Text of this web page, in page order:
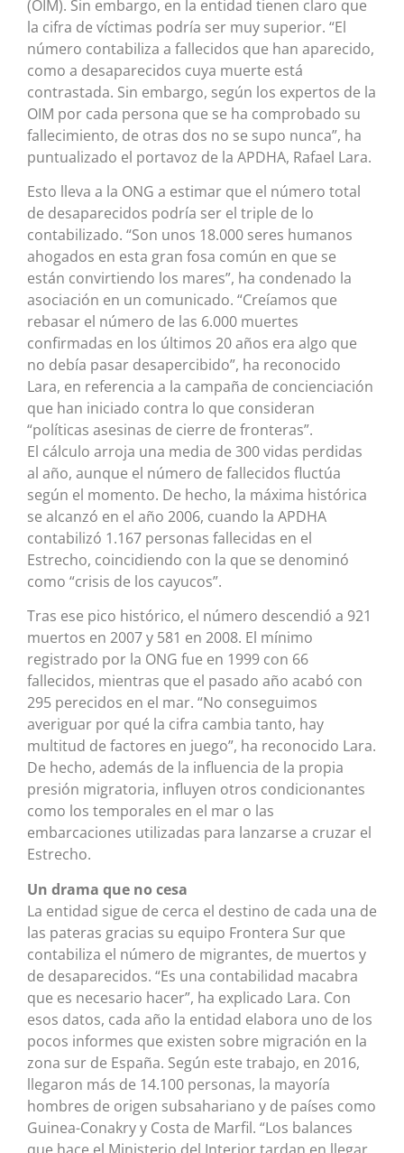
(OIM). Sin embargo, en la entidad tienen claro que
la cifra de víctimas podría ser muy superior. “El
número contabiliza a fallecidos que han aparecido,
como a desaparecidos cuya muerte está
contrastada. Sin embargo, según los expertos de la
OIM por cada persona que se ha comprobado su
fallecimiento, de otras dos no se supo nunca”, ha
puntualizado el portavoz de la APDHA, Rafael Lara.
Esto lleva a la ONG a estimar que el número total
de desaparecidos podría ser el triple de lo
contabilizado. “Son unos 18.000 seres humanos
ahogados en esta gran fosa común en que se
están convirtiendo los mares”, ha condenado la
asociación en un comunicado. “Creíamos que
rebasar el número de las 6.000 muertes
confirmadas en los últimos 20 años era algo que
no debía pasar desapercibido”, ha reconocido
Lara, en referencia a la campaña de concienciación
que han iniciado contra lo que consideran
“políticas asesinas de cierre de fronteras”.
El cálculo arroja una media de 300 vidas perdidas
al año, aunque el número de fallecidos fluctúa
según el momento. De hecho, la máxima histórica
se alcanzó en el año 2006, cuando la APDHA
contabilizó 1.167 personas fallecidas en el
Estrecho, coincidiendo con la que se denominó
como “crisis de los cayucos”.
Tras ese pico histórico, el número descendió a 921
muertos en 2007 y 581 en 2008. El mínimo
registrado por la ONG fue en 1999 con 66
fallecidos, mientras que el pasado año acabó con
295 perecidos en el mar. “No conseguimos
averiguar por qué la cifra cambia tanto, hay
multitud de factores en juego”, ha reconocido Lara.
De hecho, además de la influencia de la propia
presión migratoria, influyen otros condicionantes
como los temporales en el mar o las
embarcaciones utilizadas para lanzarse a cruzar el
Estrecho.
Un drama que no cesa
La entidad sigue de cerca el destino de cada una de
las pateras gracias su equipo Frontera Sur que
contabiliza el número de migrantes, de muertos y
de desaparecidos. “Es una contabilidad macabra
que es necesario hacer”, ha explicado Lara. Con
esos datos, cada año la entidad elabora uno de los
pocos informes que existen sobre migración en la
zona sur de España. Según este trabajo, en 2016,
llegaron más de 14.100 personas, la mayoría
hombres de origen subsahariano y de países como
Guinea-Conakry y Costa de Marfil. “Los balances